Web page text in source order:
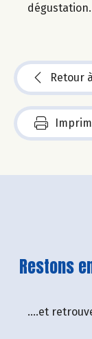
dégustation.
Retour
Restons
....et